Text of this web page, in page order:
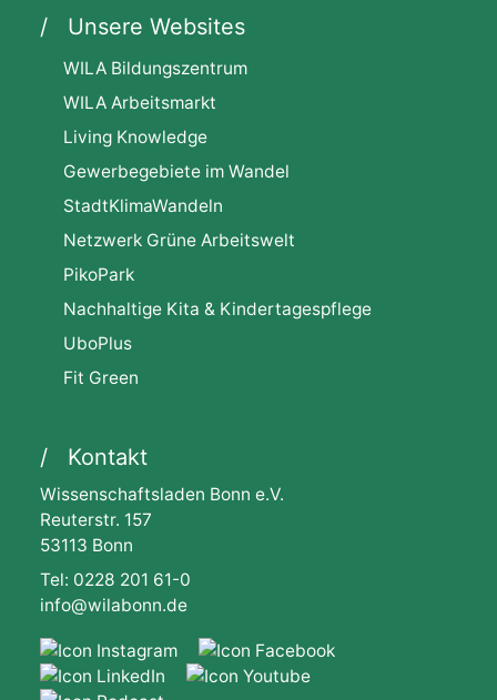
Unsere Websites
WILA Bildungszentrum
WILA Arbeitsmarkt
Living Knowledge
Gewerbegebiete im Wandel
StadtKlimaWandeln
Netzwerk Grüne Arbeitswelt
PikoPark
Nachhaltige Kita & Kindertagespflege
UboPlus
Fit Green
Kontakt
Wissenschaftsladen Bonn e.V.
Reuterstr. 157
53113 Bonn
Tel: 0228 201 61-0
info@wilabonn.de